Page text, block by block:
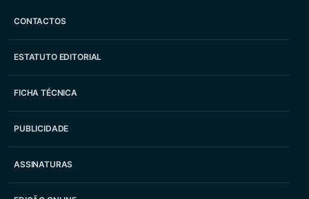
CONTACTOS
ESTATUTO EDITORIAL
FICHA TÉCNICA
PUBLICIDADE
ASSINATURAS